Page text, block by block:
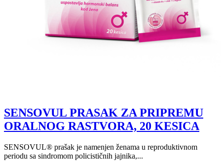
SENSOVUL PRASAK ZA PRIPREMU
ORALNOG RASTVORA, 20 KESICA
SENSOVUL® prašak je namenjen ženama u reproduktivnom
periodu sa sindromom policističnih jajnika,...